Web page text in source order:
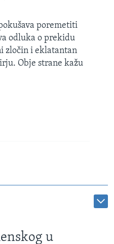
poremetiti
odluka o prekidu
zločin i eklatantan
Obje strane kažu
u